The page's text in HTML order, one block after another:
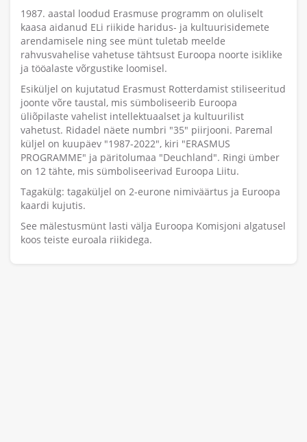
1987. aastal loodud Erasmuse programm on oluliselt
kaasa aidanud ELi riikide haridus- ja kultuurisidemete
arendamisele ning see münt tuletab meelde
rahvusvahelise vahetuse tähtsust Euroopa noorte isiklike
ja tööalaste võrgustike loomisel.
Esiküljel on kujutatud Erasmust Rotterdamist stiliseeritud
joonte võre taustal, mis sümboliseerib Euroopa
üliõpilaste vahelist intellektuaalset ja kultuurilist
vahetust. Ridadel näete numbri "35" piirjooni. Paremal
küljel on kuupäev "1987-2022", kiri "ERASMUS
PROGRAMME" ja päritolumaa "Deuchland". Ringi ümber
on 12 tähte, mis sümboliseerivad Euroopa Liitu.
Tagakülg: tagaküljel on 2-eurone nimiväärtus ja Euroopa
kaardi kujutis.
See mälestusmünt lasti välja Euroopa Komisjoni algatusel
koos teiste euroala riikidega.